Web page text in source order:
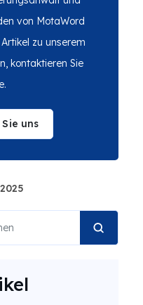
von MotaWord
zu unserem
kontaktieren Sie
uns